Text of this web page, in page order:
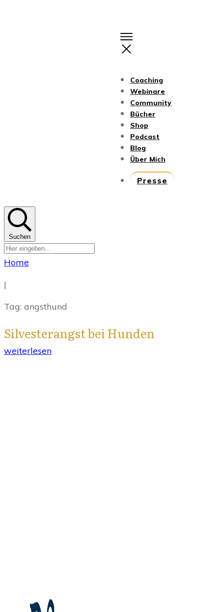
Coaching
Webinare
Community
Bücher
Shop
Podcast
Blog
Über Mich
Presse
Suchen
Home
|
Tag: angsthund
Silvesterangst bei Hunden
weiterlesen